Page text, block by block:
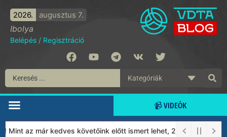
2026. augusztus 7.
Ibolya
Belépés / Regisztráció
📹 VIDEÓK
Mint az már kedves követőink előtt ismert lehet, 2023-tól a